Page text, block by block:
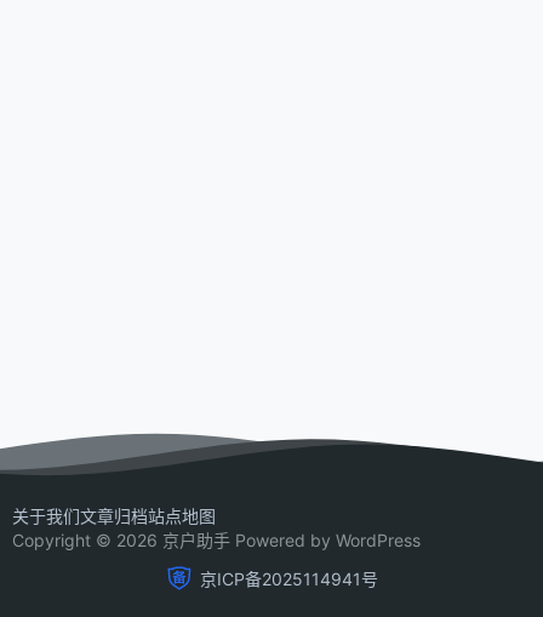
关于我们文章归档站点地图
Copyright © 2026 京户助手 Powered by WordPress
京ICP备2025114941号